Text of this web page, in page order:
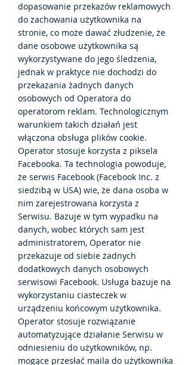
dopasowanie przekazów reklamowych
do zachowania użytkownika na
stronie, co może dawać złudzenie, że
dane osobowe użytkownika są
wykorzystywane do jego śledzenia,
jednak w praktyce nie dochodzi do
przekazania żadnych danych
osobowych od Operatora do
operatorom reklam. Technologicznym
warunkiem takich działań jest
włączona obsługa plików cookie.
Operator stosuje korzysta z piksela
Facebooka. Ta technologia powoduje,
że serwis Facebook (Facebook Inc. z
siedzibą w USA) wie, że dana osoba w
nim zarejestrowana korzysta z
Serwisu. Bazuje w tym wypadku na
danych, wobec których sam jest
administratorem, Operator nie
przekazuje od siebie żadnych
dodatkowych danych osobowych
serwisowi Facebook. Usługa bazuje na
wykorzystaniu ciasteczek w
urządzeniu końcowym użytkownika.
Operator stosuje rozwiązanie
automatyzujące działanie Serwisu w
odniesieniu do użytkowników, np.
mogące przesłać maila do użytkownika